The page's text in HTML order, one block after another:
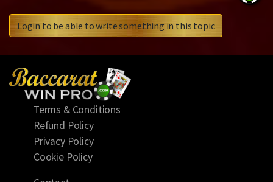
Login to be able to write something in this topic
Terms & Conditions
Refund Policy
Privacy Policy
Cookie Policy